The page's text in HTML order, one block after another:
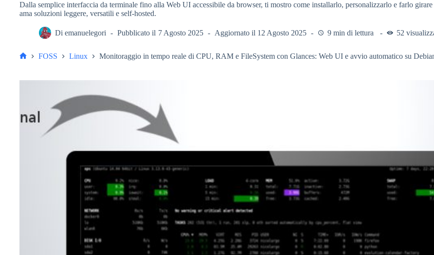
Dalla semplice interfaccia da terminale fino alla Web UI accessibile da browser, ti mostro come installarlo, personalizzarlo e farlo
ama soluzioni leggere, versatili e self-hosted.
Di emanuelegori Pubblicato il 7 Agosto 2025 Aggiornato il 12 Agosto 2025 9 min di lettura 52
FOSS Linux Monitoraggio in tempo reale di CPU, RAM e FileSystem con Glances: Web UI e avvio automatico su